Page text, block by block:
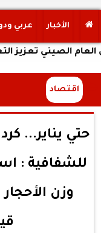
الأخبار عربي
تعزيز التعاون
اقتصاد
حتي يناير...
للشفافية :
وزن